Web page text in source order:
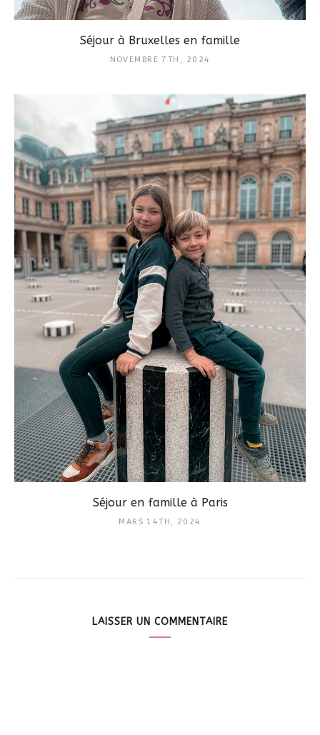
Séjour à Bruxelles en famille
NOVEMBRE 7TH, 2024
Séjour en famille à Paris
MARS 14TH, 2024
LAISSER UN COMMENTAIRE